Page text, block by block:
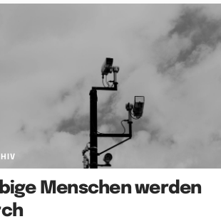
Menschen werden